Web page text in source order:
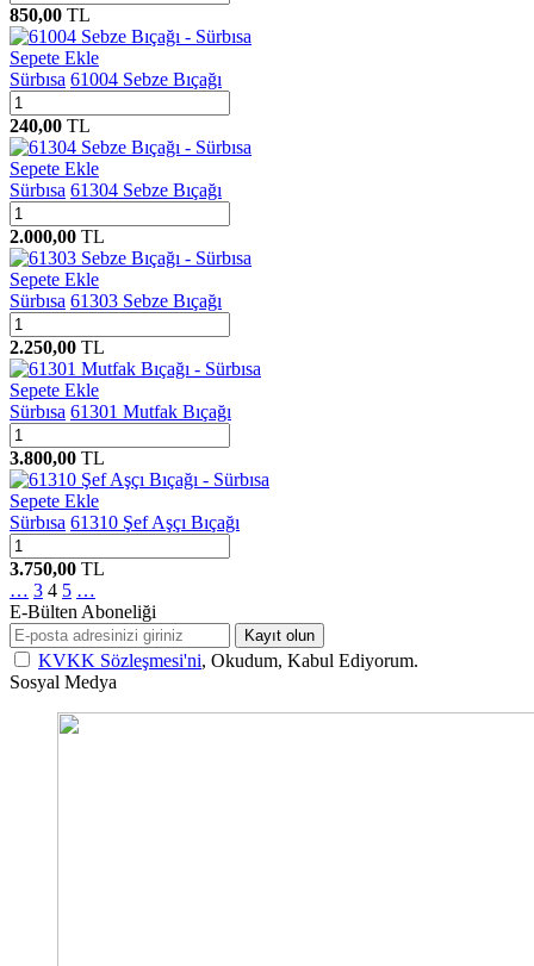
850,00 TL
Sepete Ekle
Sürbısa 61004 Sebze Bıçağı
240,00 TL
Sepete Ekle
Sürbısa 61304 Sebze Bıçağı
2.000,00 TL
Sepete Ekle
Sürbısa 61303 Sebze Bıçağı
2.250,00 TL
Sepete Ekle
Sürbısa 61301 Mutfak Bıçağı
3.800,00 TL
Sepete Ekle
Sürbısa 61310 Şef Aşçı Bıçağı
3.750,00 TL
… 3 4 5 …
E-Bülten Aboneliği
Kayıt olun
KVKK Sözleşmesi'ni, Okudum, Kabul Ediyorum.
Sosyal Medya